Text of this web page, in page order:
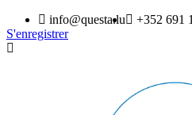
info@questa.lu +352 691
S'enregistrer